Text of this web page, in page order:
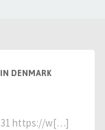
DENMARK
https://w[…]